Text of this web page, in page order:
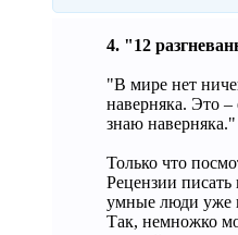
4. "12
"В мире нет
наверняка. Это –
знаю
Только что
Рецензии
умные люди уже
Так, немножко